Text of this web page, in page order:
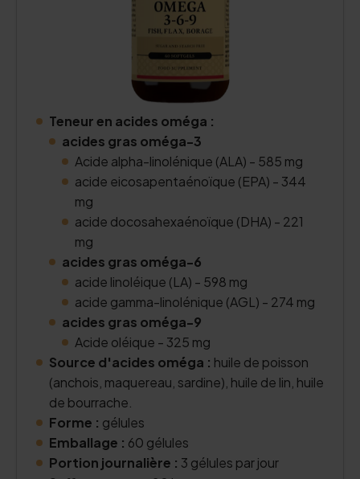
Teneur en acides oméga :
acides gras oméga-3
Acide alpha-linolénique (ALA) - 585 mg
acide eicosapentaénoïque (EPA) - 344
mg
acide docosahexaénoïque (DHA) - 221
mg
acides gras oméga-6
acide linoléique (LA) - 598 mg
acide gamma-linolénique (AGL) - 274 mg
acides gras oméga-9
Acide oléique - 325 mg
Source d'acides oméga : huile de poisson
(anchois, maquereau, sardine), huile de lin, huile
de bourrache.
Forme : gélules
Emballage : 60 gélules
Portion journalière : 3 gélules par jour